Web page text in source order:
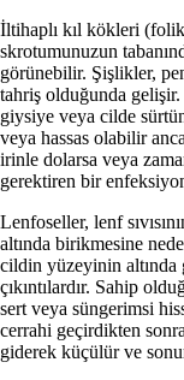
İltihaplı kıl kökleri
skrotumunuzun
görünebilir. Şişlikler,
tahriş olduğunda
giysiye veya cilde
veya hassas olabilir
irinle dolarsa veya
gerektiren bir
Lenfoseller, lenf
altında birikmesine
cildin yüzeyinin altında
çıkıntılardır. Sahip
sert veya süngerimsi
cerrahi geçirdikten
giderek küçülür ve